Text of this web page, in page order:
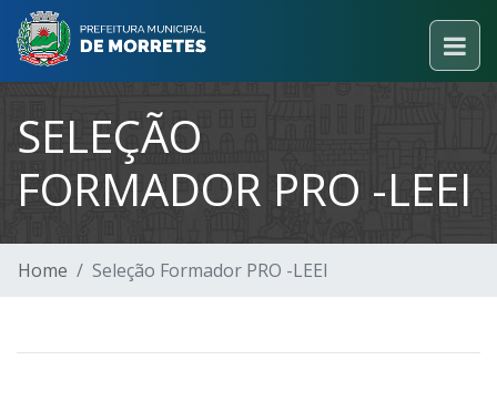
SELEÇÃO
FORMADOR PRO -LEEI
Home Seleção Formador PRO -LEEI